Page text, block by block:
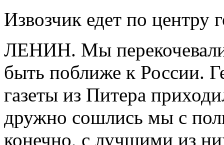
Извозчик едет по центру
ЛЕНИН. Мы
быть поближе к России.
газеты из Питера
дружно сошлись мы с
конечно, с лучшими из